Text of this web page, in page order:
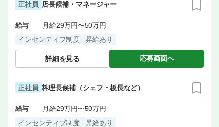
正社員 店長候補・マネージャー
給与
月給29万円〜50万円
インセンティブ制度
昇給あり
詳細を見る 応募画面へ
正社員 料理長候補（シェフ・板長など）
給与
月給29万円〜50万円
インセンティブ制度
昇給あり